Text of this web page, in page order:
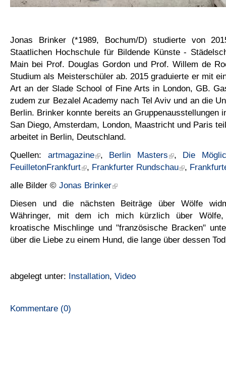
Jonas Brinker (*1989, Bochum/D) studierte von
Staatlichen Hochschule für Bildende Künste -
Main bei Prof. Douglas Gordon und Prof. Willem de
Studium als Meisterschüler ab. 2015 graduierte er mit
Art an der Slade School of Fine Arts in London, GB.
zudem zur Bezalel Academy nach Tel Aviv und an die
Berlin. Brinker konnte bereits an Gruppenausstellungen
San Diego, Amsterdam, London, Maastricht und Paris
arbeitet in Berlin, Deutschland.
Quellen: artmagazine , Berlin Masters , Die
FeuilletonFrankfurt
, Frankfurter Rundschau ,
alle Bilder © Jonas Brinker
Diesen und die nächsten Beiträge über Wölfe
Währinger, mit dem ich mich kürzlich über Wölfe,
kroatische Mischlinge und "französische Bracken"
über die Liebe zu einem Hund, die lange über dessen
abgelegt unter: Installation, Video
Kommentare (0)